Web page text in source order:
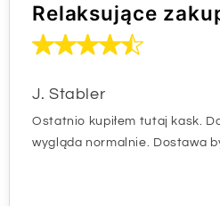
Relaksujące
J. Stabler
Ostatnio kupiłem tutaj kask.
wygląda normalnie. Dostawa